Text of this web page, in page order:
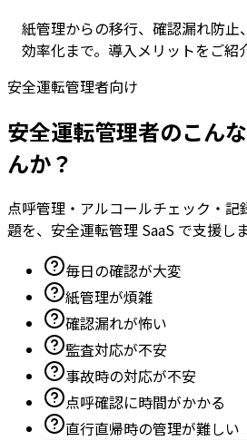
紙管理からの移行、確認漏れ防止
効率化まで。導入メリットをご紹
安全運転管理者向け
安全運転管理者のこん
んか？
点呼管理・アルコールチェック・
題を、安全運転管理 SaaS で支援しま
毎日の確認が大変
紙管理が煩雑
確認漏れが怖い
監査対応が不安
事故時の対応が不安
点呼確認に時間がかかる
直行直帰時の管理が難しい